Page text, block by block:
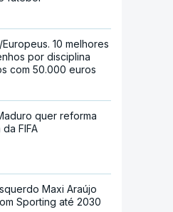
10 melhores
por disciplina
com 50.000 euros
quer reforma
FIFA
Maxi Araújo
Sporting até 2030